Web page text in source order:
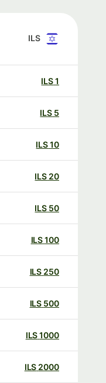
ILS
ILS
ILS
ILS
20
ILS
50
ILS
100
ILS
250
ILS
500
ILS
1000
ILS
2000
ILS